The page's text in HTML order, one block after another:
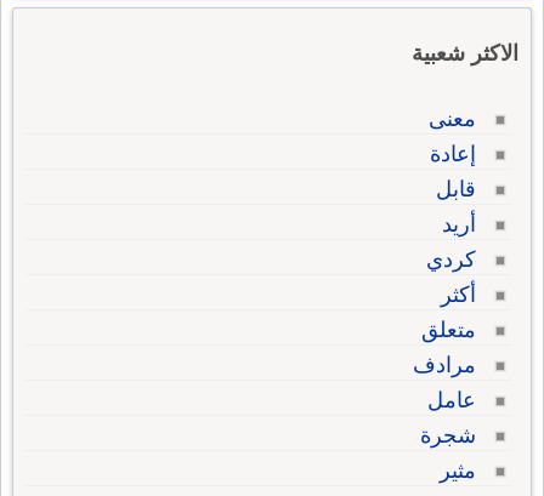
الاكثر شعبية
معنى
إعادة
قابل
أريد
كردي
أكثر
متعلق
مرادف
عامل
شجرة
مثير